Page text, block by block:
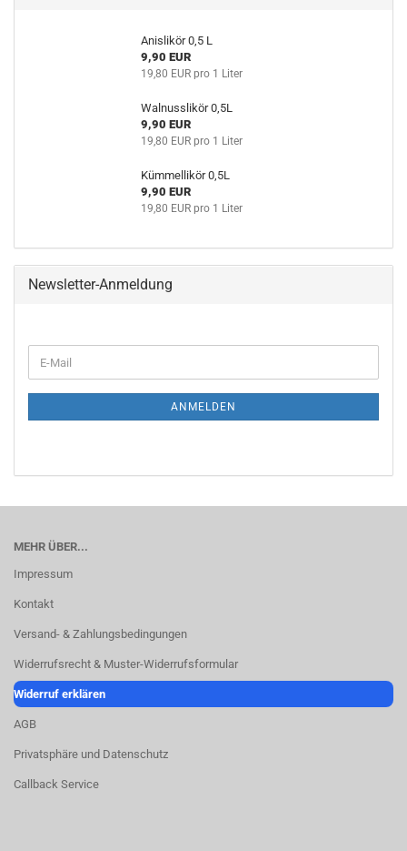
Anislikör 0,5 L
9,90 EUR
19,80 EUR pro 1 Liter
Walnusslikör 0,5L
9,90 EUR
19,80 EUR pro 1 Liter
Kümmellikör 0,5L
9,90 EUR
19,80 EUR pro 1 Liter
Newsletter-Anmeldung
ANMELDEN
MEHR ÜBER...
Impressum
Kontakt
Versand- & Zahlungsbedingungen
Widerrufsrecht & Muster-Widerrufsformular
Widerruf erklären
AGB
Privatsphäre und Datenschutz
Callback Service